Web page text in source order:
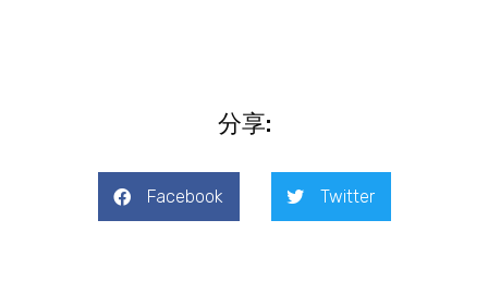
分享:
Facebook Twitter